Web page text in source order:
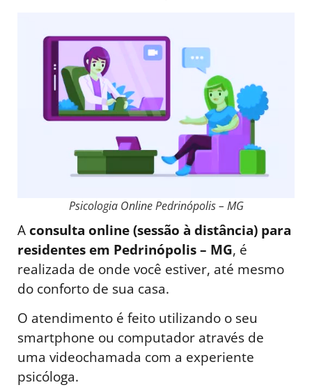
Psicologia Online Pedrinópolis – MG
Aconsulta online (sessão à distância) para
residentes em Pedrinópolis – MG, é
realizada de onde você estiver, até mesmo
do conforto de sua casa.
O atendimento é feito utilizando o seu
smartphone ou computador através de
uma videochamada com a experiente
psicóloga.